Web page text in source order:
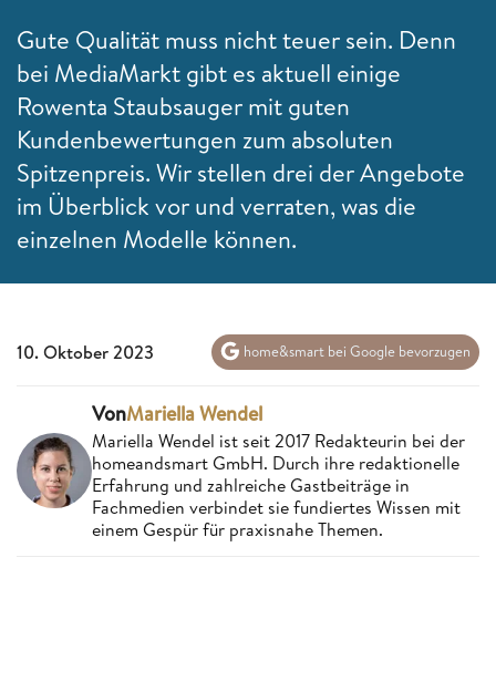
Gute Qualität muss nicht teuer sein. Denn
bei MediaMarkt gibt es aktuell einige
Rowenta Staubsauger mit guten
Kundenbewertungen zum absoluten
Spitzenpreis. Wir stellen drei der Angebote
im Überblick vor und verraten, was die
einzelnen Modelle können.
10. Oktober 2023 home&smart bei Google bevorzugen
VonMariella Wendel
Mariella Wendel ist seit 2017 Redakteurin bei der
homeandsmart GmbH. Durch ihre redaktionelle
Erfahrung und zahlreiche Gastbeiträge in
Fachmedien verbindet sie fundiertes Wissen mit
einem Gespür für praxisnahe Themen.